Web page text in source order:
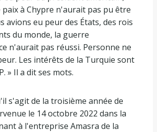
à Chypre n'aurait pas pu être
avions eu peur des États, des rois
du monde, la guerre
n'aurait pas réussi. Personne ne
Les intérêts de la Turquie sont
» Il a dit ses mots.
s'agit de la troisième année de
le 14 octobre 2022 dans la
à l'entreprise Amasra de la